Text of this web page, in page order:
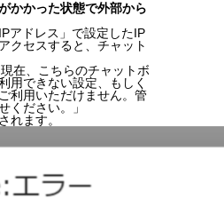
かかった状態で外部から
アドレス」で設定したIP
クセスすると、チャット
在、こちらのチャットボ
用できない設定、もしく
利用いただけません。管
ください。」
れます。